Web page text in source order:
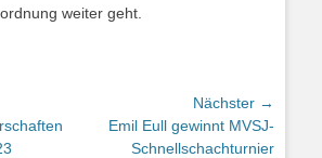
weiter geht.
Nächster →
Nächster
Emil Eull gewinnt MVSJ-
Schnellschachturnier